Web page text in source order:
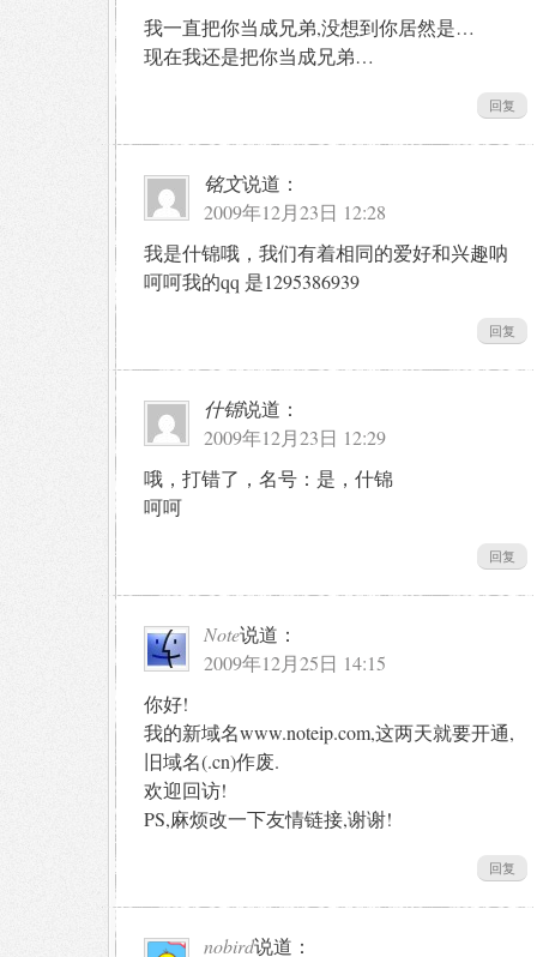
我一直把你当成兄弟,没想到你居然是…
现在我还是把你当成兄弟…
回复
铭文说道：
2009年12月23日 12:28
我是什锦哦，我们有着相同的爱好和兴趣呐
呵呵我的qq 是1295386939
回复
什锦说道：
2009年12月23日 12:29
哦，打错了，名号：是，什锦
呵呵
回复
Note说道：
2009年12月25日 14:15
你好!
我的新域名www.noteip.com,这两天就要开通,
旧域名(.cn)作废.
欢迎回访!
PS,麻烦改一下友情链接,谢谢!
回复
nobird说道：